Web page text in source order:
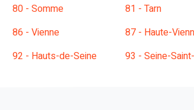
80 - Somme 81 - Tarn
86 - Vienne 87 - Haute-
92 - Hauts-de-Seine 93 - Seine-